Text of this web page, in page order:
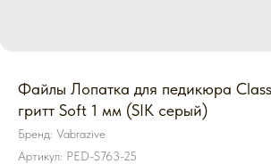
Файлы Лопатка для педикюра
гритт Soft 1 мм (SIK серый)
Бренд: Vabrazive
Артикул: PED-S763-25